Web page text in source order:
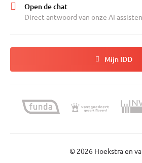
Open de chat
Direct antwoord van onze AI
Mijn IDD
© 2026 Hoekstra en